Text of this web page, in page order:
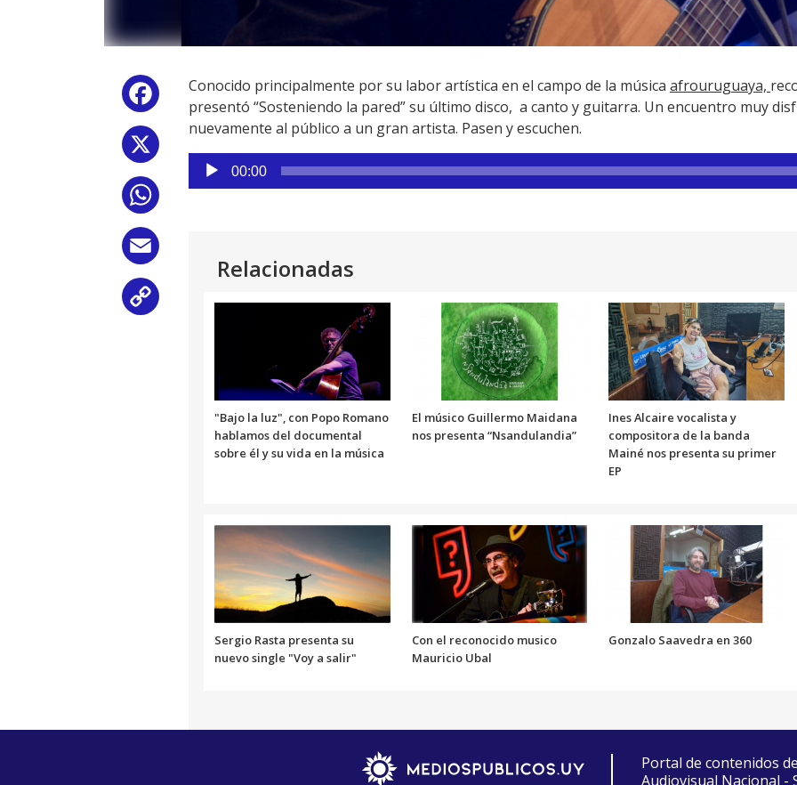
Facebook
Conocido principalmente por su labor artística en el campo de la música afrouruguaya,
presentó “Sosteniendo la pared” su último disco, a canto y guitarra. Un encuentro muy
nuevamente al público a un gran artista. Pasen y escuchen.
Reproductor
de
00:00
Relacionadas
"Bajo la luz", con Popo Romano
hablamos del documental
sobre él y su vida en la música
El músico Guillermo Maidana
nos presenta “Nsandulandia”
Ines Alcaire vocalista y
compositora de la banda
Mainé nos presenta su primer
EP
Sergio Rasta presenta su
nuevo single "Voy a salir"
Con el reconocido musico
Mauricio Ubal
Gonzalo Saavedra en 360
Portal de contenidos
Audiovisual Nacional -